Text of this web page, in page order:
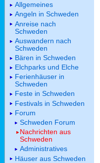
Allgemeines
Angeln in Schweden
Anreise nach
Schweden
Auswandern nach
Schweden
Bären in Schweden
Elchparks und Elche
Ferienhäuser in
Schweden
Feste in Schweden
Festivals in Schweden
Forum
Schweden Forum
Nachrichten aus
Schweden
Administratives
Häuser aus Schweden